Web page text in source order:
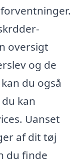
oversigt
og de
du også
kan
Uanset
af dit tøj
du finde